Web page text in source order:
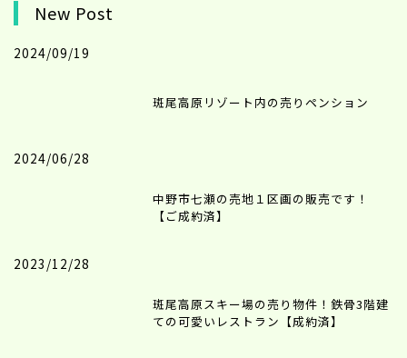
New Post
2024/09/19
斑尾高原リゾート内の売りペンション
2024/06/28
中野市七瀬の売地１区画の販売です！
【ご成約済】
2023/12/28
斑尾高原スキー場の売り物件！鉄骨3階建
ての可愛いレストラン【成約済】